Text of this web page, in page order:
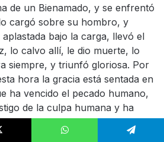
de un Bienamado, y se enfrentó
cargó sobre su hombro, y
bajo la carga, llevó el
lo calvo allí, le dio muerte, lo
siempre, y triunfó gloriosa. Por
hora la gracia está sentada en
ha vencido el pecado humano,
de la culpa humana y ha
sus enemigos.